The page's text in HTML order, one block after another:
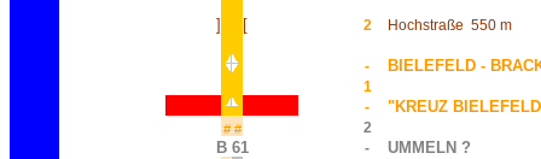
] [ 2 Hochstraße 550 m
- BIELEFELD -
1
-
"KREUZ
# # 2
B 61 - UMMELN ?